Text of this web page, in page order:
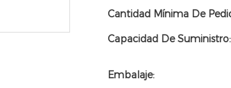
Cantidad Mínima De
Capacidad De Suministro:
Embalaje: